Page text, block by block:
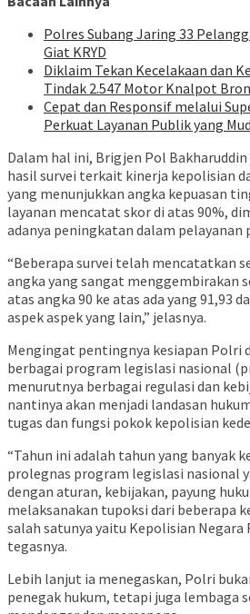
Polres Subang Jaring 33
Giat KRYD
Diklaim Tekan Kecelakaan dan
Tindak 2.547 Motor Knalpot
Cepat dan Responsif melalui
Perkuat Layanan Publik yang
Dalam hal ini, Brigjen Pol
hasil survei terkait kinerja kepolisian
yang menunjukkan angka kepuasan
layanan mencatat skor di atas 90%,
adanya peningkatan dalam pelayanan
“Beberapa survei telah mencatatkan
angka yang sangat menggembirakan
atas angka 90 ke atas ada yang 91,93
aspek aspek yang lain,” jelasnya.
Mengingat pentingnya kesiapan Polri
berbagai program legislasi nasional
menurutnya berbagai regulasi dan
nantinya akan menjadi landasan
tugas dan fungsi pokok kepolisian
“Tahun ini adalah tahun yang banyak
prolegnas program legislasi nasional
dengan aturan, kebijakan, payung
melaksanakan tupoksi dari beberapa
salah satunya yaitu Kepolisian Negara
tegasnya.
Lebih lanjut ia menegaskan, Polri
penegak hukum, tetapi juga lembaga